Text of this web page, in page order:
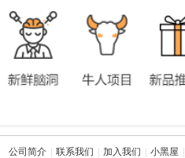
公司简介 联系我们 加入我们 小黑屋